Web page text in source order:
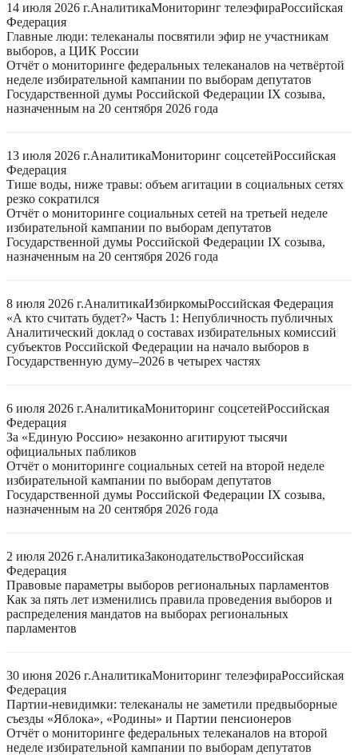
14 июля 2026 г.АналитикаМониторинг телеэфираРоссийская
Федерация
Главные люди: телеканалы посвятили эфир не участникам
выборов, а ЦИК России
Отчёт о мониторинге федеральных телеканалов на четвёртой
неделе избирательной кампании по выборам депутатов
Государственной думы Российской Федерации IX созыва,
назначенным на 20 сентября 2026 года
13 июля 2026 г.АналитикаМониторинг соцсетейРоссийская
Федерация
Тише воды, ниже травы: объем агитации в социальных сетях
резко сократился
Отчёт о мониторинге социальных сетей на третьей неделе
избирательной кампании по выборам депутатов
Государственной думы Российской Федерации IX созыва,
назначенным на 20 сентября 2026 года
8 июля 2026 г.АналитикаИзбиркомыРоссийская Федерация
«А кто считать будет?» Часть 1: Непубличность публичных
Аналитический доклад о составах избирательных комиссий
субъектов Российской Федерации на начало выборов в
Государственную думу–2026 в четырех частях
6 июля 2026 г.АналитикаМониторинг соцсетейРоссийская
Федерация
За «Единую Россию» незаконно агитируют тысячи
официальных пабликов
Отчёт о мониторинге социальных сетей на второй неделе
избирательной кампании по выборам депутатов
Государственной думы Российской Федерации IX созыва,
назначенным на 20 сентября 2026 года
2 июля 2026 г.АналитикаЗаконодательствоРоссийская
Федерация
Правовые параметры выборов региональных парламентов
Как за пять лет изменились правила проведения выборов и
распределения мандатов на выборах региональных
парламентов
30 июня 2026 г.АналитикаМониторинг телеэфираРоссийская
Федерация
Партии-невидимки: телеканалы не заметили предвыборные
съезды «Яблока», «Родины» и Партии пенсионеров
Отчёт о мониторинге федеральных телеканалов на второй
неделе избирательной кампании по выборам депутатов